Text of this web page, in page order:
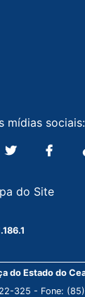
mídias sociais:
do Site
do Estado do
325 - Fone: